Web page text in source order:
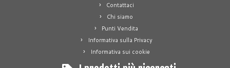
Contattaci
Chi siamo
Punti Vendita
Informativa sulla Privacy
Informativa sui cookie